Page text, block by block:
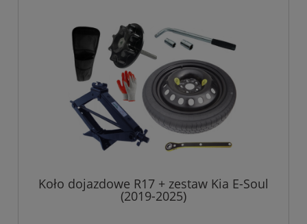
Koło dojazdowe R17 + zestaw Kia E-Soul
(2019-2025)